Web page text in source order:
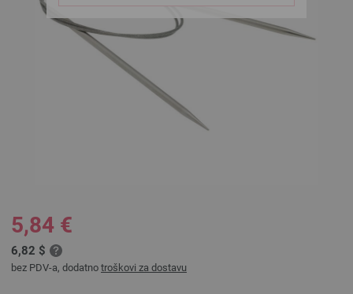
5,84 €
6,82 $
bez PDV-a, dodatno troškovi za dostavu